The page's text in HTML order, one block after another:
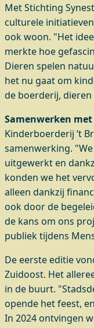
Met Stichting
culturele
ook woon. "Het
merkte hoe
Dieren spelen
het nu gaat om
de boerderij,
Samenwerken
Kinderboerderij ’t
samenwerking.
uitgewerkt en
konden we het
alleen dankzij
ook door de
de kans om ons
publiek tijdens
De eerste editie
Zuidoost. Het
in de buurt.
opende het feest,
In 2024 ontvingen